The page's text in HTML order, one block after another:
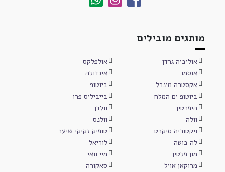
מותגים מובילים
אוליביה גרדן
אולפלקס
אוסמו
אינדולה
אקסטרה מינרל
ביוטופ
ביוטופ ים המלח
בייביליס פרו
היפרטין
וולדן
וולה
וולנס
ויקטוריה סיקרט
טופיק זקיקי שיער
לה בוטה
לוריאל
מון פלטין
מיי וואי
מרוקאן אויל
סאקורה